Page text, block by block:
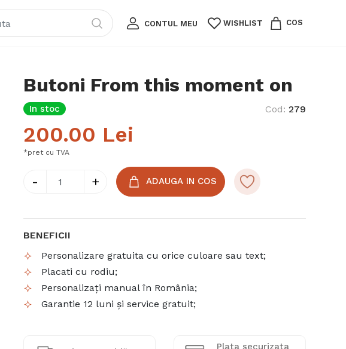
CONTUL MEU WISHLIST COS
Butoni From this moment on
In stoc Cod: 279
200.00 Lei
*pret cu TVA
- + ADAUGA IN COS
BENEFICII
Personalizare gratuita cu orice culoare sau text;
Placati cu rodiu;
Personalizați manual în România;
Garantie 12 luni și service gratuit;
Plata securizata